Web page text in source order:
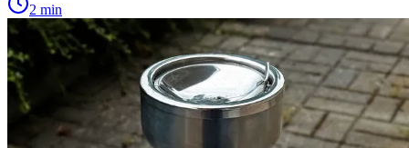
2 min